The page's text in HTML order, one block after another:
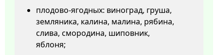
плодово-ягодных: виноград, груша,
земляника, калина, малина, рябина,
слива, смородина, шиповник,
яблоня;